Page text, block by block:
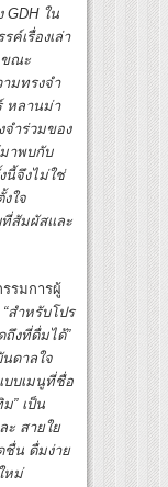
GDH ใน
ค์เรื่องเล่า
ขณะ
มทรงจำ
หลานม่า
จำร่วมของ
าพบกับ
นี้จึงไม่ใช่
ใจ
ที่สัมผัสและ
รรมการผู้
“สำหรับโปร
งที่ดื่มได้”
นดาลใจ
บบเมนูที่ชื่อ
” เป็น
ะ สายใย
ชื่น ดื่มง่าย
หม่